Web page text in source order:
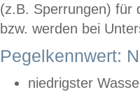
(z.B. Sperrungen) für
bzw. werden bei
Pegelkennwert:
niedrigster